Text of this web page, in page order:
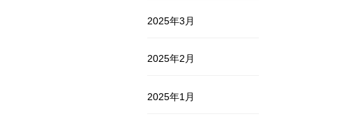
2025年3月
2025年2月
2025年1月